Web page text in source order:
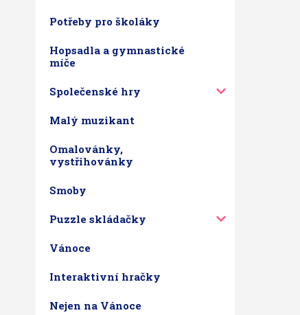
Potřeby pro školáky
Hopsadla a gymnastické
míče
Společenské hry
Malý muzikant
Omalovánky,
vystřihovánky
Smoby
Puzzle skládačky
Vánoce
Interaktivní hračky
Nejen na Vánoce